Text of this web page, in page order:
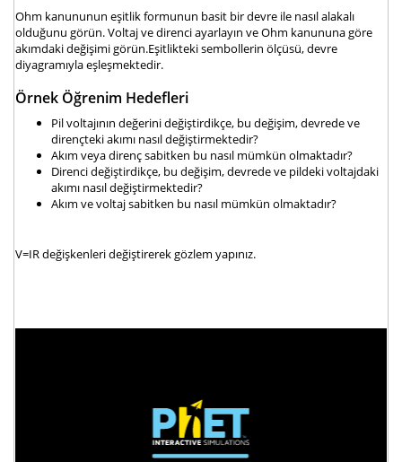
Ohm kanununun eşitlik formunun basit bir devre ile nasıl alakalı
olduğunu görün. Voltaj ve direnci ayarlayın ve Ohm kanununa göre
akımdaki değişimi görün.Eşitlikteki sembollerin ölçüsü, devre
diyagramıyla eşleşmektedir.
Örnek Öğrenim Hedefleri
Pil voltajının değerini değiştirdikçe, bu değişim, devrede ve
dirençteki akımı nasıl değiştirmektedir?
Akım veya direnç sabitken bu nasıl mümkün olmaktadır?
Direnci değiştirdikçe, bu değişim, devrede ve pildeki voltajdaki
akımı nasıl değiştirmektedir?
Akım ve voltaj sabitken bu nasıl mümkün olmaktadır?
V=IR değişkenleri değiştirerek gözlem yapınız.